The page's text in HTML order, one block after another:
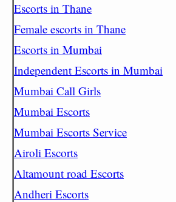
Escorts in Thane
Female escorts in Thane
Escorts in Mumbai
Independent Escorts in Mumbai
Mumbai Call Girls
Mumbai Escorts
Mumbai Escorts Service
Airoli Escorts
Altamount road Escorts
Andheri Escorts